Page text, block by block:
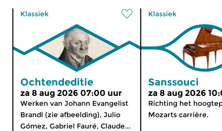
Klassiek
Ochtendeditie
za 8 aug 2026 07:00 uur
Werken van Johann Evangelist
Brandl (zie afbeelding), Julio
Gómez, Gabriel Fauré, Claude...
Klassiek
Sanssouci
za 8 aug 2026
Richting het
Mozarts carrière.